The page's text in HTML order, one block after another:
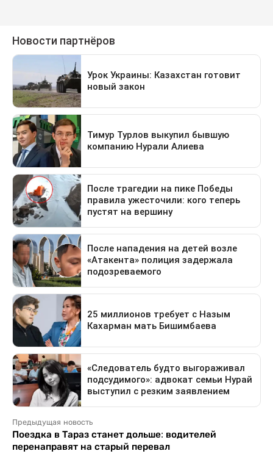
Предыдущая новость
Поездка в Тараз станет дольше: водителей
перенаправят на старый перевал